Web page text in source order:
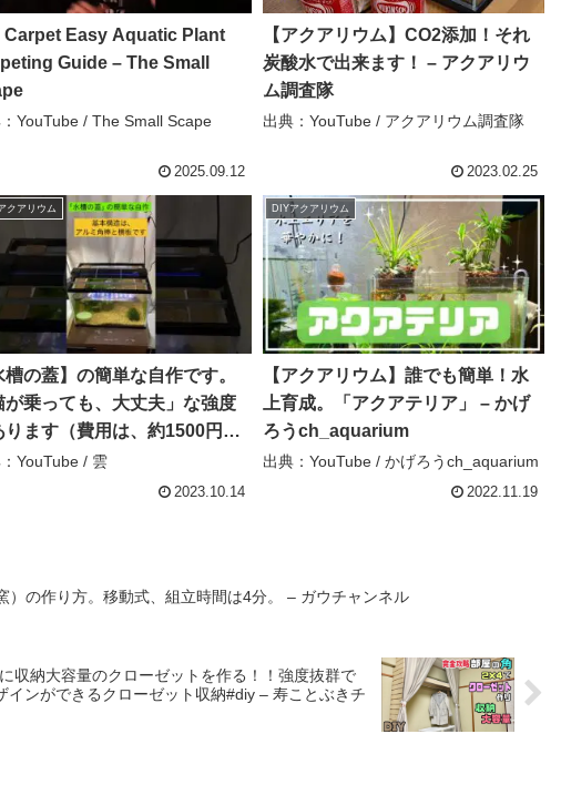
Easy Aquatic Plant
Guide – The Small
YouTube / The Small Scape
2025.09.12
【アクアリウム】CO2添加！それ
炭酸水で出来ます！ – アクアリウ
ム調査隊
出典：YouTube / アクアリウム調査隊
2023.02.25
クアリウム
槽の蓋】の簡単な自作です。
が乗っても、大丈夫」な強度
ります（費用は、約1500円～
円） #水槽 #蓋 #強度 #格子 #
YouTube / 雲
2023.10.14
DIYアクアリウム
【アクアリウム】誰でも簡単！水
上育成。「アクアテリア」 – かげ
ろうch_aquarium
出典：YouTube / かげろうch_aquarium
2022.11.19
）の作り方。移動式、組立時間は4分。 – ガウチャンネル
収納大容量のクローゼットを作る！！強度抜群で
ンができるクローゼット収納#diy – 寿ことぶきチ